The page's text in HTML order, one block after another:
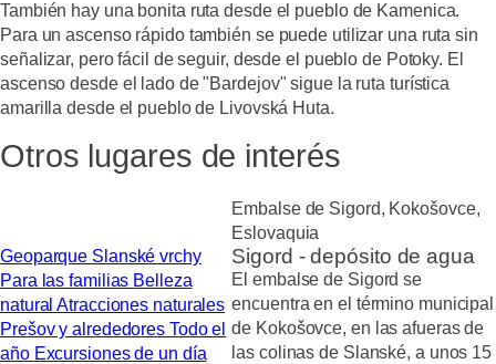
También hay una bonita ruta desde el pueblo de Kamenica.
Para un ascenso rápido también se puede utilizar una ruta sin
señalizar, pero fácil de seguir, desde el pueblo de Potoky. El
ascenso desde el lado de "Bardejov" sigue la ruta turística
amarilla desde el pueblo de Livovská Huta.
Otros lugares de interés
Geoparque Slanské vrchy
Para las familias Belleza
naturalAtracciones naturales
Prešov y alrededores Todo el
año Excursiones de un día
Embalse de Sigord, Kokošovce,
Eslovaquia
Sigord - depósito de agua
El embalse de Sigord se
encuentra en el término municipal
de Kokošovce, en las afueras de
las colinas de Slanské, a unos 15